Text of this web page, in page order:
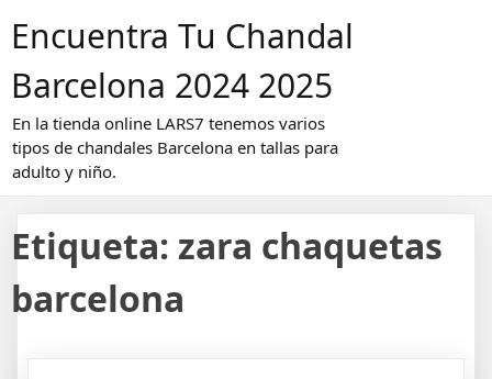
Encuentra Tu Chandal
Barcelona 2024 2025
En la tienda online LARS7 tenemos varios
tipos de chandales Barcelona en tallas para
adulto y niño.
Etiqueta: zara chaquetas
barcelona